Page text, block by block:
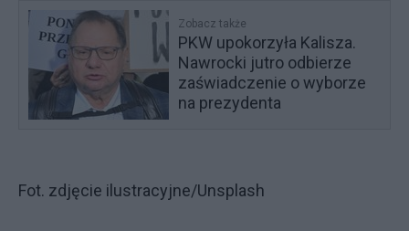
Zobacz także
PKW upokorzyła Kalisza.
Nawrocki jutro odbierze
zaświadczenie o wyborze
na prezydenta
Fot. zdjęcie ilustracyjne/Unsplash